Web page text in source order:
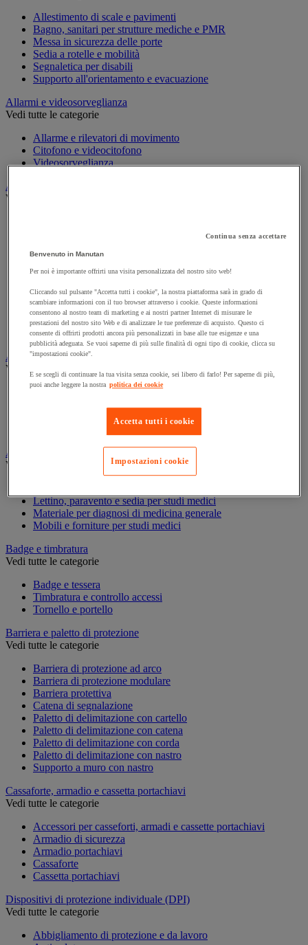
Allestimento di scale e pavimenti
Bagno, sanitari per strutture mediche e PMR
Messa in sicurezza delle porte
Sedia a rotelle e mobilità
Segnaletica per disabili
Supporto all'orientamento e evacuazione
Allarmi e videosorveglianza
Vedi tutte le categorie
Allarme e rilevatori di movimento
Citofono e videocitofono
Videosorveglianza
Armadio di sicurezza e stoccaggio per materiali pericolosi
Vedi tutte le categorie
Armadio per batterie a ioni di litio
Armadio per prodotti corrosivi
Armadio per prodotti infiammabili
Armadio per prodotti tossici
Casse di ventilazione e filtri
Contenitore di sicurezza
Assorbente industriale
Vedi tutte le categorie
Assorbente
Attrezzatura e mobili per studi medici
Vedi tutte le categorie
Lettino, paravento e sedia per studi medici
Materiale per diagnosi di medicina generale
Mobili e forniture per studi medici
Badge e timbratura
Vedi tutte le categorie
Badge e tessera
Timbratura e controllo accessi
Tornello e portello
Barriera e paletto di protezione
Vedi tutte le categorie
Barriera di protezione ad arco
Barriera di protezione modulare
Barriera protettiva
Catena di segnalazione
Paletto di delimitazione con cartello
Paletto di delimitazione con catena
Paletto di delimitazione con corda
Paletto di delimitazione con nastro
Supporto a muro con nastro
Cassaforte, armadio e cassetta portachiavi
Vedi tutte le categorie
Accessori per casseforti, armadi e cassette portachiavi
Armadio di sicurezza
Armadio portachiavi
Cassaforte
Cassetta portachiavi
Dispositivi di protezione individuale (DPI)
Vedi tutte le categorie
Abbigliamento di protezione e da lavoro
Continua senza accettare
Benvenuto in Manutan
Per noi è importante offrirti una visita personalizzata del nostro sito web!
Cliccando sul pulsante "Accetta tutti i cookie", la nostra piattaforma sarà in grado di
scambiare informazioni con il tuo browser attraverso i cookie. Queste informazioni
consentono al nostro team di marketing e ai nostri partner Internet di misurare le
prestazioni del nostro sito Web e di analizzare le tue preferenze di acquisto. Questo ci
consente di offrirti prodotti ancora più personalizzati in base alle tue esigenze e una
pubblicità adeguata. Se vuoi saperne di più sulle finalità di ogni tipo di cookie, clicca su
"impostazioni cookie".
E se scegli di continuare la tua visita senza cookie, sei libero di farlo! Per saperne di più,
puoi anche leggere la nostra politica dei cookie
Accetta tutti i cookie
Impostazioni cookie